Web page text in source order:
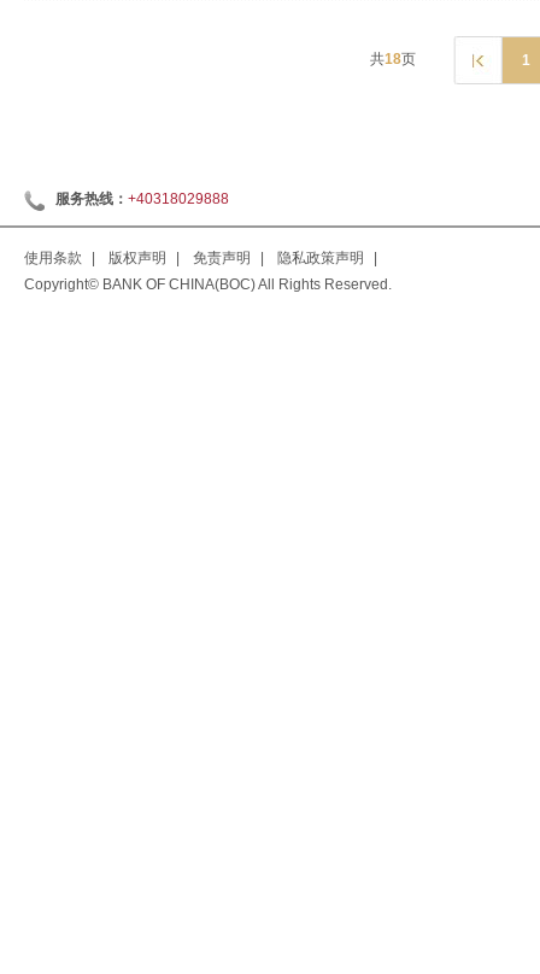
共18页 1
服务热线： +40318029888
使用条款 版权声明 免责声明 隐私政策声明
Copyright© BANK OF CHINA(BOC) All Rights Reserved.